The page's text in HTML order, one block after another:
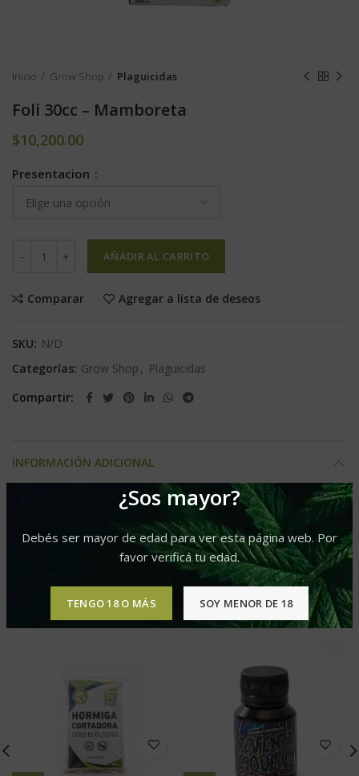
¿Sos mayor?
Debés ser mayor de edad para ver esta página web. Por
favor verificá tu edad.
TENGO 18 O MÁS SOY MENOR DE 18
Inicio Grow Shop Plaguicidas
Foli 30cc – Mamboreta
$10,200.00
Presentacion
AÑADIR AL CARRITO
Comparar Agregar a lista de deseos
SKU: N/D
Categorías: Grow Shop , Plaguicidas
Compartir
INFORMACIÓN ADICIONAL
30cc
PRODUCTOS RELACIONADOS